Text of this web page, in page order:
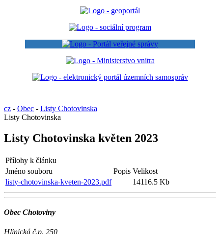
cz - Obec - Listy Chotovinska
Listy Chotovinska
Listy Chotovinska květen 2023
Přílohy k článku
Jméno souboru
Popis Velikost
listy-chotovinska-kveten-2023.pdf
14116.5 Kb
Obec Chotoviny
Hlinická č.p. 250